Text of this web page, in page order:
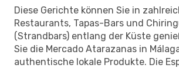
Diese Gerichte können Sie in
Restaurants, Tapas-Bars und
(Strandbars) entlang der Küste
Sie die Mercado Atarazanas in
authentische lokale Produkte. Die